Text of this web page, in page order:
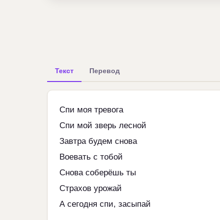
Текст Перевод
Спи моя тревога
Спи мой зверь лесной
Завтра будем снова
Воевать с тобой
Снова соберёшь ты
Страхов урожай
А сегодня спи, засыпай